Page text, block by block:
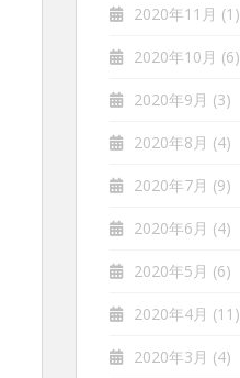
2020年11月 (1)
2020年10月 (6)
2020年9月 (3)
2020年8月 (4)
2020年7月 (9)
2020年6月 (4)
2020年5月 (6)
2020年4月 (11)
2020年3月 (4)